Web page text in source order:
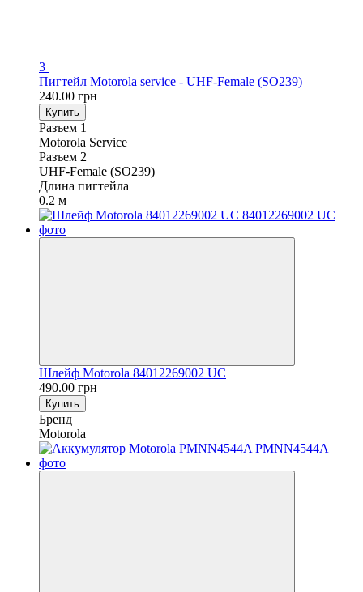
3
Пигтейл Motorola service - UHF-Female (SO239)
240.00 грн
Купить
Разъем 1
Motorola Service
Разъем 2
UHF-Female (SO239)
Длина пигтейла
0.2 м
Шлейф Motorola 84012269002 UC
490.00 грн
Купить
Бренд
Motorola